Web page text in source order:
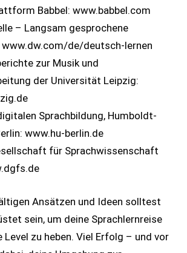
Babbel: www.babbel.com
– Langsam gesprochene
www.dw.com/de/deutsch-lernen
zur Musik und
der Universität Leipzig:
Sprachbildung, Humboldt-
www.hu-berlin.de
für Sprachwissenschaft
Ansätzen und Ideen solltest
sein, um deine Sprachlernreise
zu heben. Viel Erfolg – und vor